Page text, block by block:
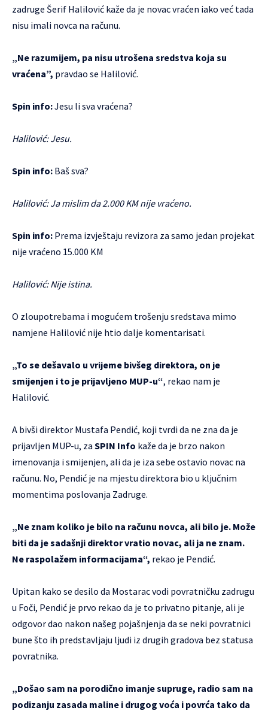
zadruge Šerif Halilović kaže da je novac vraćen iako već tada
nisu imali novca na računu.
„Ne razumijem, pa nisu utrošena sredstva koja su
vraćena”, pravdao se Halilović.
Spin info:Jesu li sva vraćena?
Halilović: Jesu.
Spin info: Baš sva?
Halilović: Ja mislim da 2.000 KM nije vraćeno.
Spin info: Prema izvještaju revizora za samo jedan projekat
nije vraćeno 15.000 KM
Halilović: Nije istina.
O zloupotrebama i mogućem trošenju sredstava mimo
namjene Halilović nije htio dalje komentarisati.
„To se dešavalo u vrijeme bivšeg direktora, on je
smijenjen i to je prijavljeno MUP-u“, rekao nam je
Halilović.
A bivši direktor Mustafa Pendić, koji tvrdi da ne zna da je
prijavljen MUP-u, za SPIN Info kaže da je brzo nakon
imenovanja i smijenjen, ali da je iza sebe ostavio novac na
računu. No, Pendić je na mjestu direktora bio u ključnim
momentima poslovanja Zadruge.
„Ne znam koliko je bilo na računu novca, ali bilo je. Može
biti da je sadašnji direktor vratio novac, ali ja ne znam.
Ne raspolažem informacijama“, rekao je Pendić.
Upitan kako se desilo da Mostarac vodi povratničku zadrugu
u Foči, Pendić je prvo rekao da je to privatno pitanje, ali je
odgovor dao nakon našeg pojašnjenja da se neki povratnici
bune što ih predstavljaju ljudi iz drugih gradova bez statusa
povratnika.
„Došao sam na porodično imanje supruge, radio sam na
podizanju zasada maline i drugog voća i povrća tako da